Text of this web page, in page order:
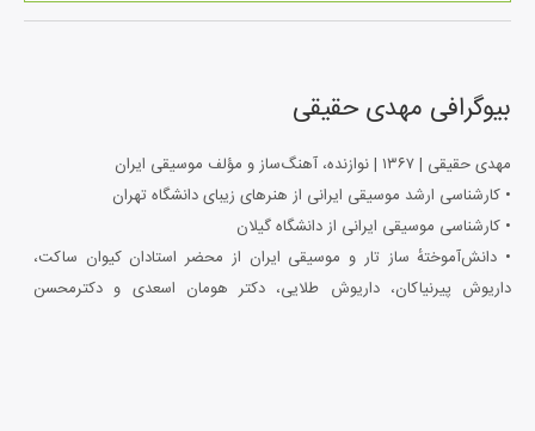
بیوگرافی مهدی حقیقی
مهدی حقیقی | ۱۳۶۷ | نوازنده، آهنگ‌ساز و مؤلف موسیقی ایران
• کارشناسی ارشد موسیقی ایرانی از هنرهای زیبای دانشگاه تهران
• کارشناسی موسیقی ایرانی از دانشگاه گیلان
• دانش‌آموختهٔ ساز تار و موسیقی ایران از محضر استادان کیوان ساکت،
داریوش پیرنیاکان، داریوش طلایی، دکتر هومان اسعدی و دکترمحسن